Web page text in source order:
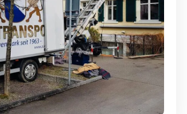
& Räumung